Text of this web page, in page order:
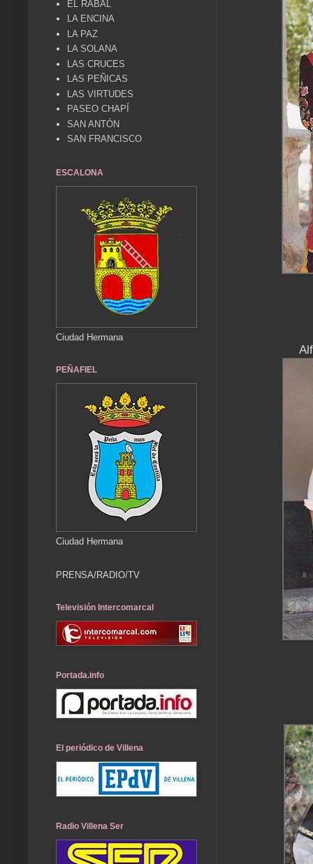
EL RABAL
LA ENCINA
LA PAZ
LA SOLANA
LAS CRUCES
LAS PEÑICAS
LAS VIRTUDES
PASEO CHAPÍ
SAN ANTÓN
SAN FRANCISCO
ESCALONA
Ciudad Hermana
PEÑAFIEL
Ciudad Hermana
PRENSA/RADIO/TV
Televisión Intercomarcal
Portada.info
El periódico de Villena
Radio Villena Ser